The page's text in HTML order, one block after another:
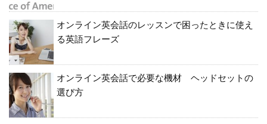
オンライン英会話のレッスンで困ったときに使え
る英語フレーズ
オンライン英会話で必要な機材 ヘッドセットの
選び方